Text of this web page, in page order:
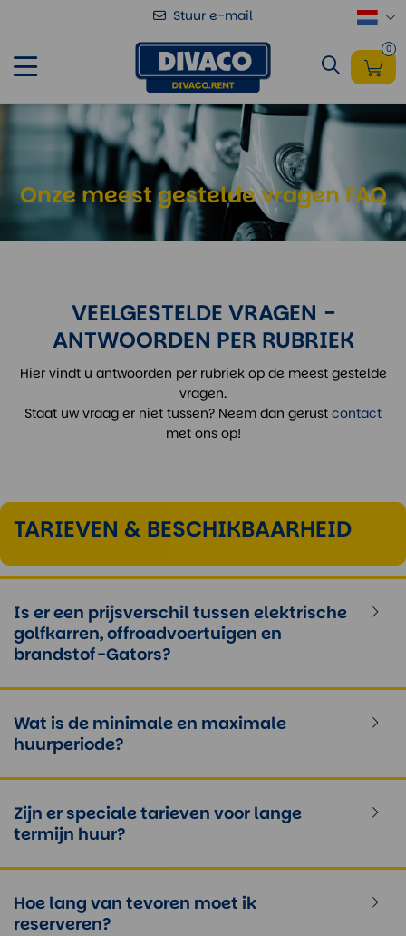
Stuur e-mail
0
Onze meest gestelde vragen FAQ
VEELGESTELDE VRAGEN -
ANTWOORDEN PER RUBRIEK
Hier vindt u antwoorden per rubriek op de meest gestelde
vragen.
Staat uw vraag er niet tussen? Neem dan gerust contact
met ons op!
TARIEVEN & BESCHIKBAARHEID
Is er een prijsverschil tussen elektrische
golfkarren, offroadvoertuigen en
brandstof-Gators?
Wat is de minimale en maximale
huurperiode?
Zijn er speciale tarieven voor lange
termijn huur?
Hoe lang van tevoren moet ik
reserveren?